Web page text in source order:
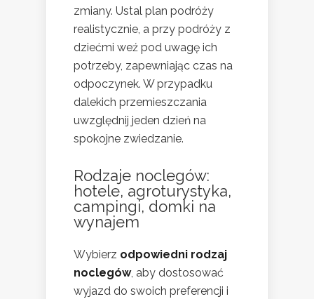
zmiany. Ustal plan podróży
realistycznie, a przy podróży z
dziećmi weź pod uwagę ich
potrzeby, zapewniając czas na
odpoczynek. W przypadku
dalekich przemieszczania
uwzględnij jeden dzień na
spokojne zwiedzanie.
Rodzaje noclegów:
hotele, agroturystyka,
campingi, domki na
wynajem
Wybierz odpowiedni rodzaj
noclegów, aby dostosować
wyjazd do swoich preferencji i